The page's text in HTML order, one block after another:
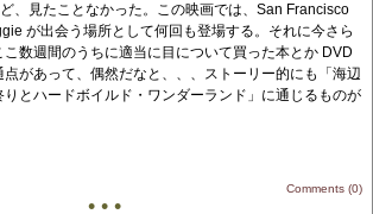
、見たことなかった。この映画では、San Francisco
が出会う場所として何回も登場する。それに今さら
数週間のうちに適当に目について買った本とか DVD
があって、偶然だなと、、、ストーリー的にも「海辺
とハードボイルド・ワンダーランド」に通じるものが
Comments (0)
• • •